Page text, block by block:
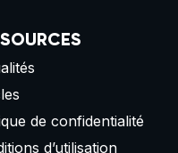
de confidentialité
d’utilisation